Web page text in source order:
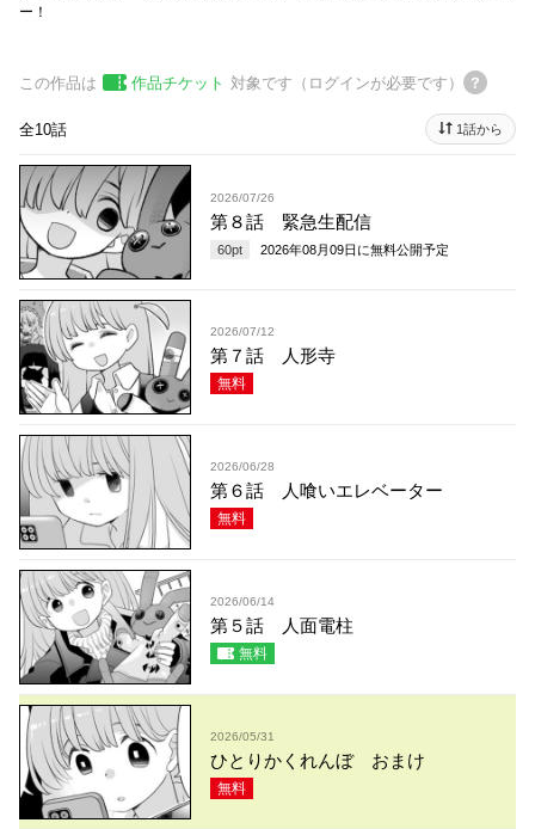
ー！
この作品は 作品チケット 対象です（ログインが必要です）
全10話 1話から
2026/07/26
第８話 緊急生配信
60pt 2026年08月09日 に無料公開予定
2026/07/12
第７話 人形寺
無料
2026/06/28
第６話 人喰いエレベーター
無料
2026/06/14
第５話 人面電柱
無料
2026/05/31
ひとりかくれんぼ おまけ
無料